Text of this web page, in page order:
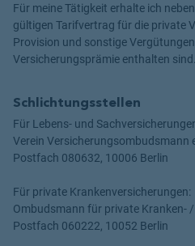
Für meine Tätigkeit erhalte ich
gültigen Tarifvertrag für die private
Provision und sonstige
Versicherungsprämie enthalten sind.
Schlichtungsstellen
Für Lebens- und
Verein Versicherungsombudsmann
Postfach 080632, 10006 Berlin
Für private Krankenversicherungen:
Ombudsmann für private Kranken-
Postfach 060222, 10052 Berlin